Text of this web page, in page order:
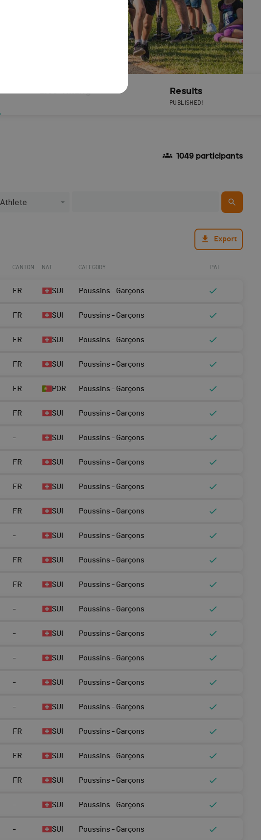
Live Timing Results
PUBLISHED!
1049 participants
Athlete
Export
CANTON NAT. CATEGORY PAI.
FR SUI Poussins - Garçons
FR SUI Poussins - Garçons
FR SUI Poussins - Garçons
FR SUI Poussins - Garçons
FR POR Poussins - Garçons
FR SUI Poussins - Garçons
- SUI Poussins - Garçons
FR SUI Poussins - Garçons
FR SUI Poussins - Garçons
FR SUI Poussins - Garçons
- SUI Poussins - Garçons
FR SUI Poussins - Garçons
FR SUI Poussins - Garçons
- SUI Poussins - Garçons
- SUI Poussins - Garçons
- SUI Poussins - Garçons
- SUI Poussins - Garçons
- SUI Poussins - Garçons
FR SUI Poussins - Garçons
FR SUI Poussins - Garçons
FR SUI Poussins - Garçons
- SUI Poussins - Garçons
- SUI Poussins - Garçons